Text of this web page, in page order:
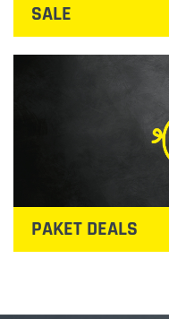
SALE
PAKET DEALS